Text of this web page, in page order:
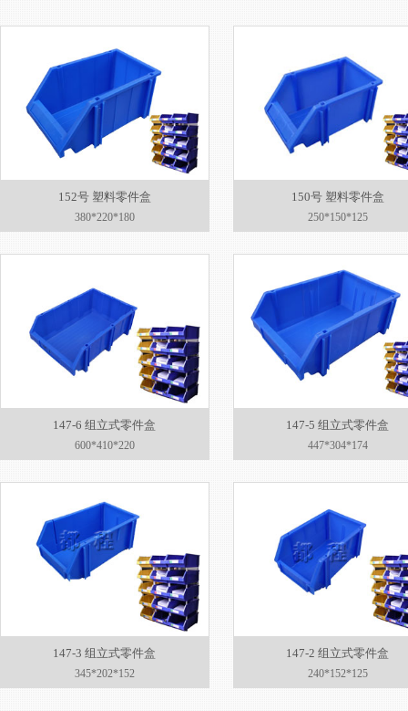
152号 塑料零件盒
380*220*180
150号 塑料零件盒
250*150*125
147-6 组立式零件盒
600*410*220
147-5 组立式零件盒
447*304*174
147-3 组立式零件盒
345*202*152
147-2 组立式零件盒
240*152*125